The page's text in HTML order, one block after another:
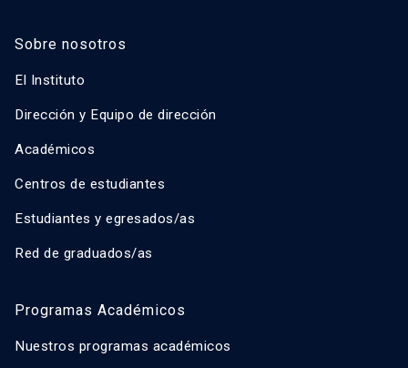
Sobre nosotros
El Instituto
Dirección y Equipo de dirección
Académicos
Centros de estudiantes
Estudiantes y egresados/as
Red de graduados/as
Programas Académicos
Nuestros programas académicos